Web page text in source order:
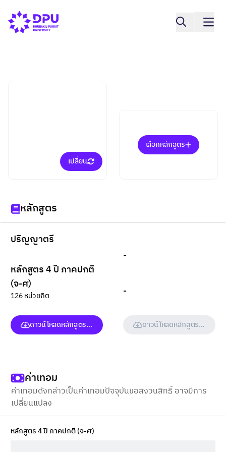
เปลี่ยน
เลือกหลักสูตร
หลักสูตร
ปริญญาตรี
หลักสูตร 4 ปี ภาคปกติ
(จ-ศ)
126 หน่วยกิต
ดาวน์โหลดหลักสูตร (ฉบับเต็ม)
-
-
ดาวน์โหลดหลักสูตร (ฉบับเต็
ค่าเทอม
ค่าเทอมดังกล่าวเป็นค่าเทอมปัจจุบันขอสงวนสิทธิ์ อาจมีการ
เปลี่ยนแปลง
หลักสูตร 4 ปี ภาคปกติ (จ-ศ)